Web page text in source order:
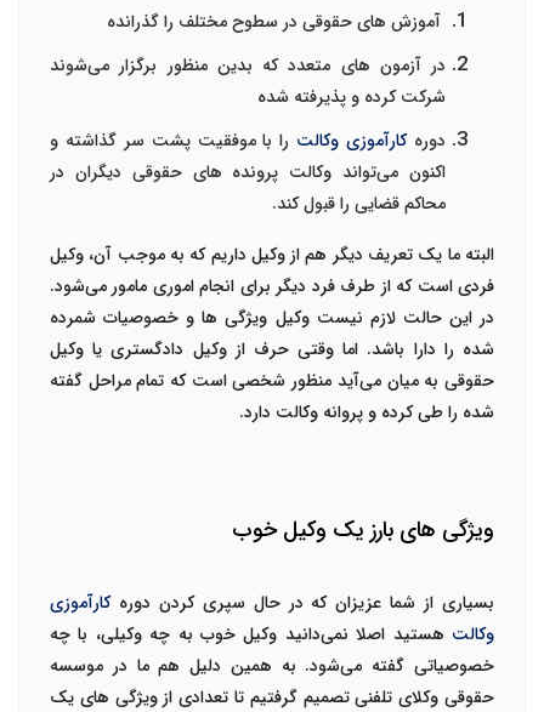
آموزش های حقوقی در سطوح مختلف را گذرانده
در آزمون های متعدد که بدین منظور برگزار می‌شوند
شرکت کرده و پذیرفته شده
دورهکارآموزی وکالت را با موفقیت پشت سر گذاشته و
اکنون می‌تواند وکالت پرونده های حقوقی دیگران در
محاکم قضایی را قبول کند.
البته ما یک تعریف دیگر هم از وکیل داریم که به موجب آن، وکیل
فردی است که از طرف فرد دیگر برای انجام اموری مامور می‌شود.
در این حالت لازم نیست وکیل ویژگی ها و خصوصیات شمرده
شده را دارا باشد. اما وقتی حرف از وکیل دادگستری یا وکیل
حقوقی به میان می‌آید منظور شخصی است که تمام مراحل گفته
شده را طی کرده و پروانه وکالت دارد.
ویژگی های بارز یک وکیل خوب
بسیاری از شما عزیزان که در حال سپری کردن دورهکارآموزی
وکالت هستید اصلا نمی‌دانید وکیل خوب به چه وکیلی، با چه
خصوصیاتی گفته می‌شود. به همین دلیل هم ما در موسسه
حقوقی وکلای تلفنی تصمیم گرفتیم تا تعدادی از ویژگی های یک